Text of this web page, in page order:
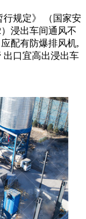
行规定》 （国家安
浸出车间通风不
配有防爆排风机,
出口宜高出浸出车